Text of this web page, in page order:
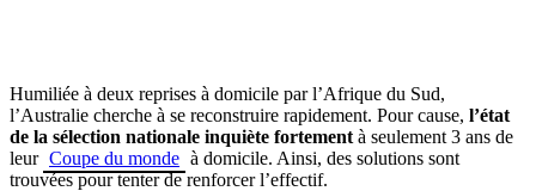
Humiliée à deux reprises à domicile par l’Afrique du Sud,
l’Australie cherche à se reconstruire rapidement. Pour cause, l’état
de la sélection nationale inquiète fortement à seulement 3 ans de
leur Coupe du monde à domicile. Ainsi, des solutions sont
trouvées pour tenter de renforcer l’effectif.